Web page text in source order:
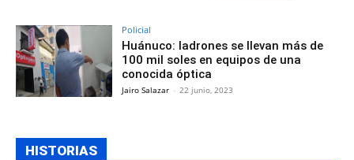
Policial
Huánuco: ladrones se llevan más de
100 mil soles en equipos de una
conocida óptica
Jairo Salazar - 22 junio, 2023
HISTORIAS